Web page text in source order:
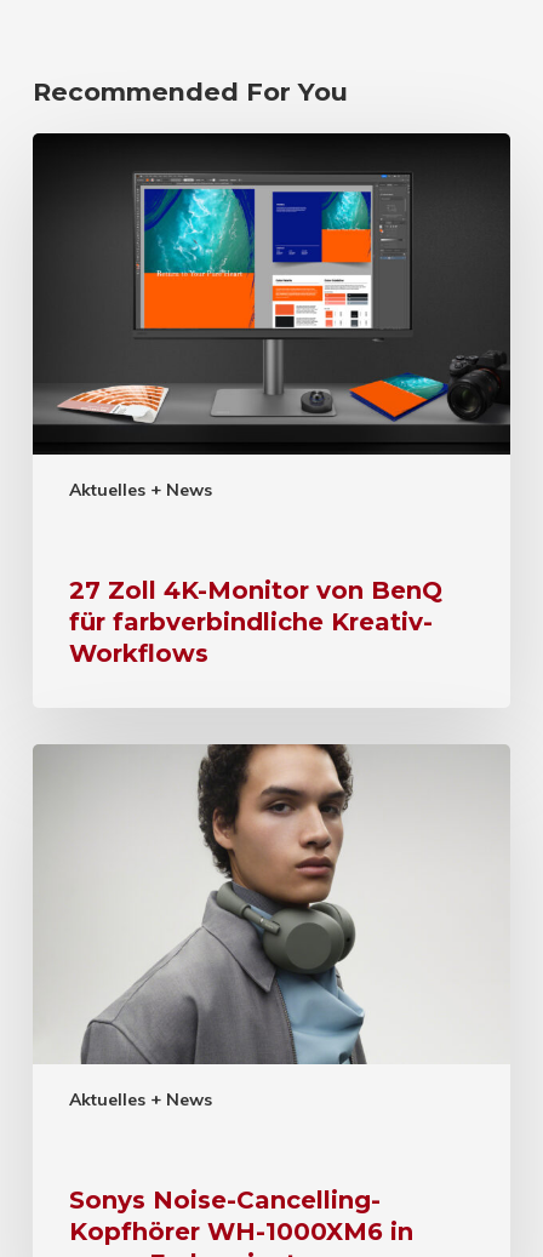
Recommended For You
Aktuelles + News
27 Zoll 4K-Monitor von BenQ
für farbverbindliche Kreativ-
Workflows
Aktuelles + News
Sonys Noise-Cancelling-
Kopfhörer WH-1000XM6 in